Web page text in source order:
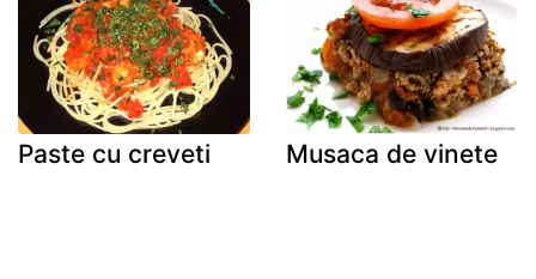
Paste cu creveti Musaca de vinete